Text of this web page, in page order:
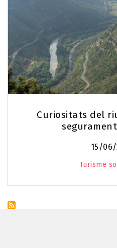
Curiositats del
15/06/
Turisme